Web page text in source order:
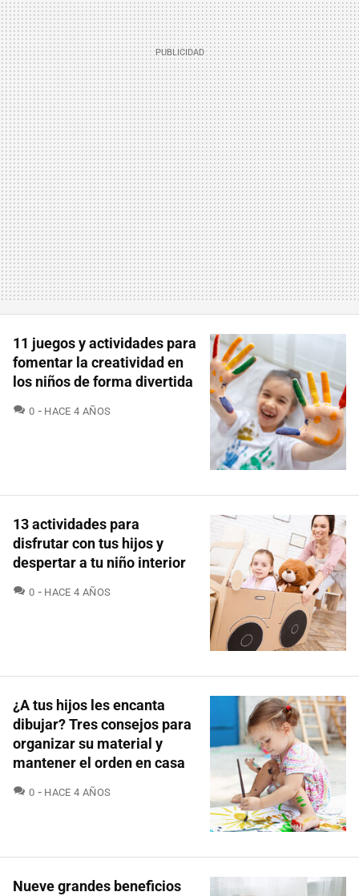
11 juegos y actividades para
fomentar la creatividad en
los niños de forma divertida
0 COMENTARIOS
HACE 4 AÑOS
13 actividades para
disfrutar con tus hijos y
despertar a tu niño interior
0 COMENTARIOS
HACE 4 AÑOS
¿A tus hijos les encanta
dibujar? Tres consejos para
organizar su material y
mantener el orden en casa
0 COMENTARIOS
HACE 4 AÑOS
Nueve grandes beneficios